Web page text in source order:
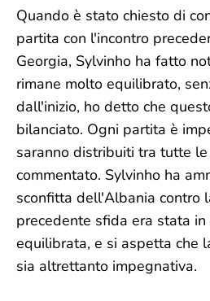
Quando è stato chiesto di
partita con l'incontro
Georgia, Sylvinho ha fatto
rimane molto equilibrato,
dall'inizio, ho detto che
bilanciato. Ogni partita è
saranno distribuiti tra tutte
commentato. Sylvinho ha
sconfitta dell'Albania contro
precedente sfida era stata
equilibrata, e si aspetta che
sia altrettanto impegnativa.